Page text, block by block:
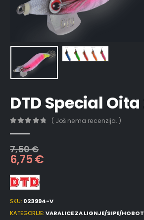
DTD Special Oita
( Još nema recenzija. )
7,50€
6,75€
SKU: 023994-V
KATEGORIJE:VARALICE ZA LIGNJE/SIPE/